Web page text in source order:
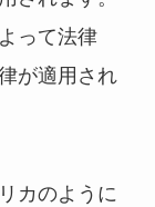
って法律
が適用され
カのように